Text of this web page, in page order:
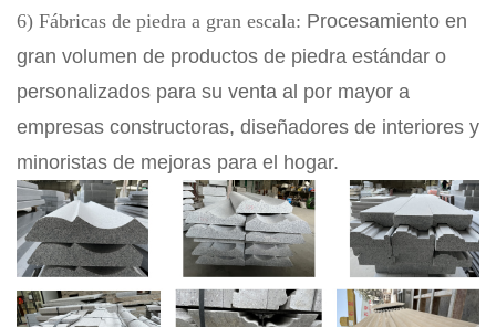
6) Fábricas de piedra a gran escala: Procesamiento en
gran volumen de productos de piedra estándar o
personalizados para su venta al por mayor a
empresas constructoras, diseñadores de interiores y
minoristas de mejoras para el hogar.